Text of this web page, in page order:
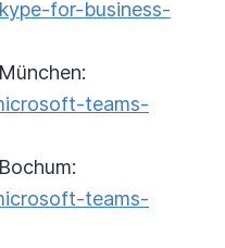
for-business-
teams-
teams-